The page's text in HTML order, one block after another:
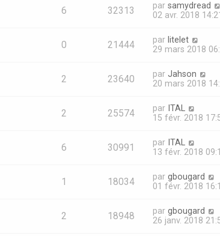
6 32313 par samydread
02 avr. 2018 14:21
0 21444 par litelet
29 mars 2018
2 23640 par Jahson
20 mars 2018
2 25574 par ITAL
15 févr. 2018
6 30991 par ITAL
13 févr. 2018
1 18034 par gbougard
01 févr. 2018
2 18948 par gbougard
26 janv. 2018